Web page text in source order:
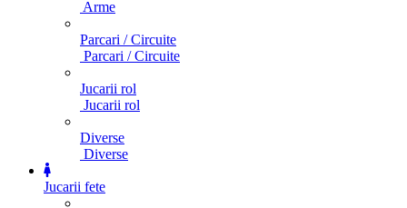
Arme
Parcari / Circuite
Parcari / Circuite
Jucarii rol
Jucarii rol
Diverse
Diverse
Jucarii fete